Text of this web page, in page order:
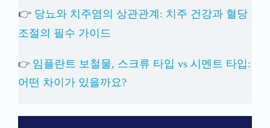
👉 당뇨와 치주염의 상관관계: 치주 건강과 혈당
조절의 필수 가이드
👉 임플란트 보철물, 스크류 타입 vs 시멘트 타입:
어떤 차이가 있을까요?